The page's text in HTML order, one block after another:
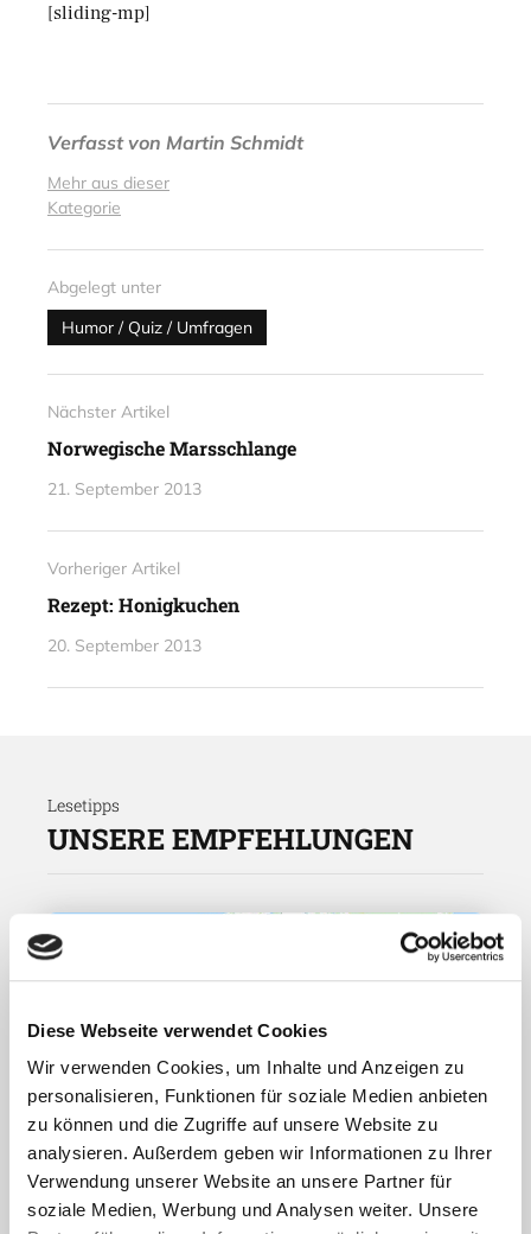
Diese Webseite verwendet Cookies
Wir verwenden Cookies, um Inhalte und Anzeigen zu
personalisieren, Funktionen für soziale Medien anbieten
zu können und die Zugriffe auf unsere Website zu
analysieren. Außerdem geben wir Informationen zu Ihrer
Verwendung unserer Website an unsere Partner für
soziale Medien, Werbung und Analysen weiter. Unsere
[sliding-mp]
Verfasst von Martin Schmidt
Mehr aus dieser
Kategorie
Abgelegt unter
Humor / Quiz / Umfragen
Nächster Artikel
Norwegische Marsschlange
21. September 2013
Vorheriger Artikel
Rezept: Honigkuchen
20. September 2013
Lesetipps
UNSERE EMPFEHLUNGEN
Aktuelles - Nyheter
Coronavirus in Norwegen –